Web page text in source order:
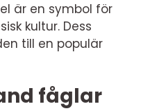
är en symbol för
kultur. Dess
till en populär
fåglar